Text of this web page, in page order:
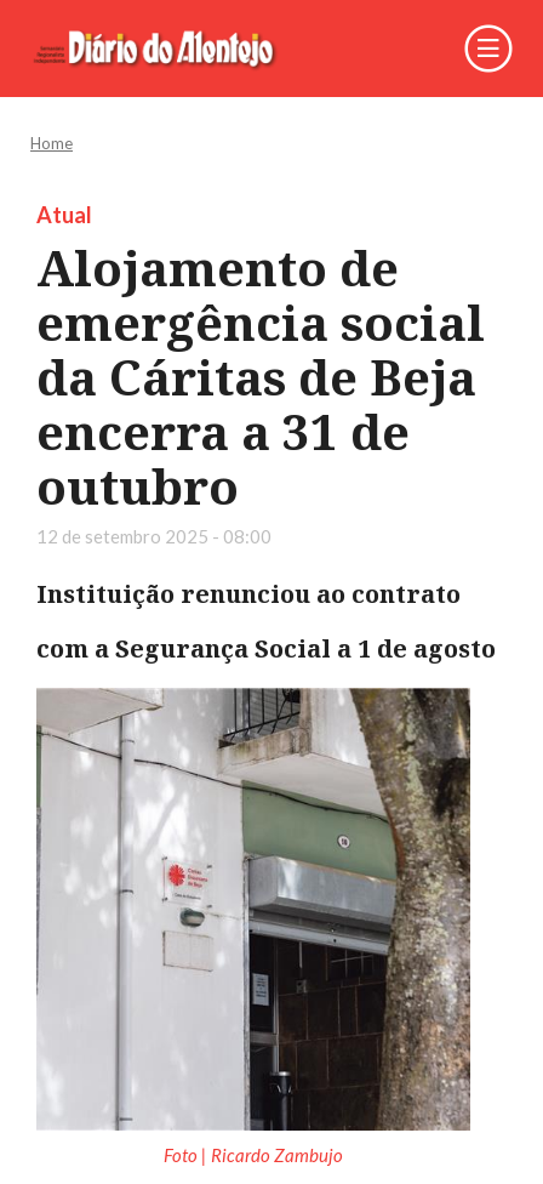
Home
Atual
Alojamento de
emergência social
da Cáritas de Beja
encerra a 31 de
outubro
12 de setembro 2025 - 08:00
Instituição renunciou ao contrato
com a Segurança Social a 1 de agosto
Foto | Ricardo Zambujo